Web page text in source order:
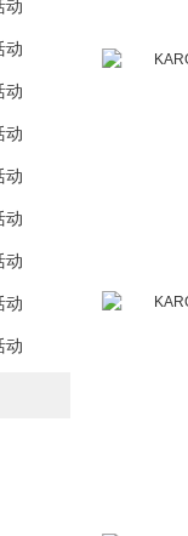
动
动
动
动
动
动
动
动
动